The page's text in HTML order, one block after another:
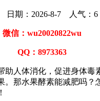
期：2026-8-7 人气： 6
微信：wu20020822wu
QQ：8973363
人体消化，促进身体毒
。那水果酵素能减肥吗？